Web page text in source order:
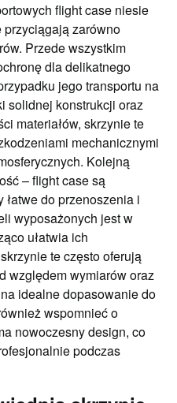
flight case niesie
przyciągają zarówno
Przede wszystkim
dla delikatnego
jego transportu na
solidnej konstrukcji oraz
materiałów, skrzynie te
mechanicznymi
Kolejną
– flight case są
łatwe do przenoszenia i
wyposażonych jest w
ułatwia ich
te często oferują
względem wymiarów oraz
idealne dopasowanie do
wspomnieć o
nowoczesny design, co
podczas